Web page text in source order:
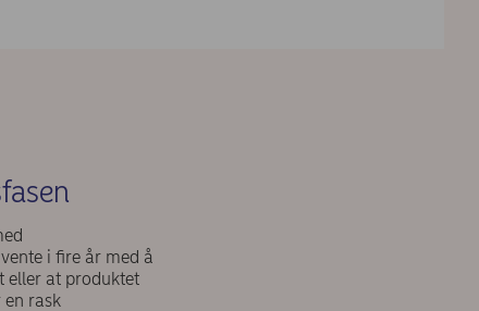
i fire år med å
eller at produktet
rask